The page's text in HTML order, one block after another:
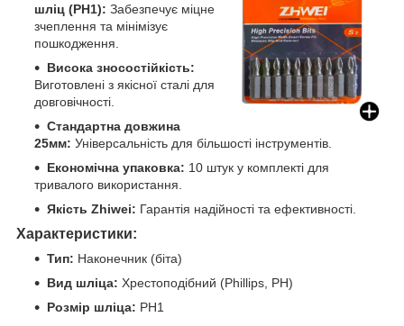
шліц (PH1): Забезпечує міцне
зчеплення та мінімізує
пошкодження.
Висока зносостійкість:
Виготовлені з якісної сталі для
довговічності.
Стандартна довжина
25мм: Універсальність для більшості інструментів.
Економічна упаковка: 10 штук у комплекті для
тривалого використання.
Якість Zhiwei: Гарантія надійності та ефективності.
Характеристики:
Тип: Наконечник (біта)
Вид шліца: Хрестоподібний (Phillips, PH)
Розмір шліца: PH1